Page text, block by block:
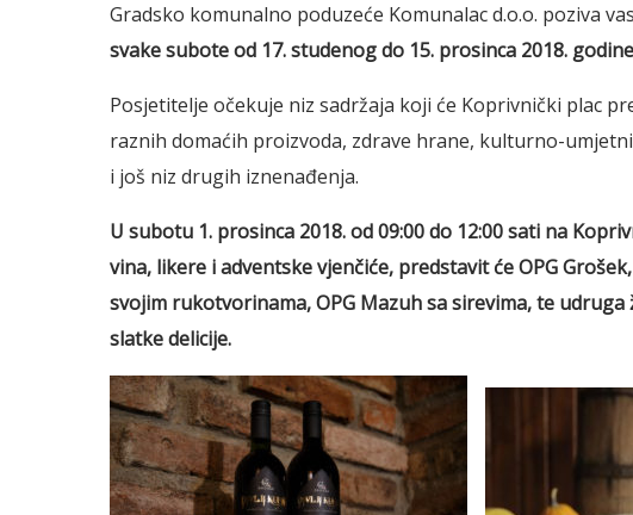
Gradsko komunalno poduzeće Komunalac d.o.o. poziva
svake subote od 17. studenog do 15. prosinca 2018. godine
Posjetitelje očekuje niz sadržaja koji će Koprivnički plac
raznih domaćih proizvoda, zdrave hrane, kulturno-
i još niz drugih iznenađenja.
U subotu 1. prosinca 2018. od 09:00 do 12:00 sati na
vina, likere i adventske vjenčiće, predstavit će OPG
svojim rukotvorinama, OPG Mazuh sa sirevima, te
slatke delicije.